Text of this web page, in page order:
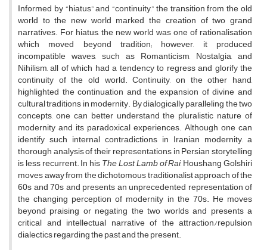
Informed by “hiatus” and “continuity,” the transition from the old
world to the new world marked the creation of two grand
narratives. For hiatus, the new world was one of rationalisation
which moved beyond tradition; however, it produced
incompatible waves, such as Romanticism, Nostalgia, and
Nihilism, all of which had a tendency to regress and glorify the
continuity of the old world. Continuity, on the other hand,
highlighted the continuation and the expansion of divine and
cultural traditions in modernity. By dialogically paralleling the two
concepts, one can better understand the pluralistic nature of
modernity and its paradoxical experiences. Although one can
identify such internal contradictions in Iranian modernity, a
thorough analysis of their representations in Persian storytelling
is less recurrent. In hisThe Lost Lamb of Rai, Houshang Golshiri
moves away from the dichotomous traditionalist approach of the
60s and 70s and presents an unprecedented representation of
the changing perception of modernity in the 70s. He moves
beyond praising or negating the two worlds and presents a
critical and intellectual narrative of the attraction/repulsion
dialectics regarding the past and the present.